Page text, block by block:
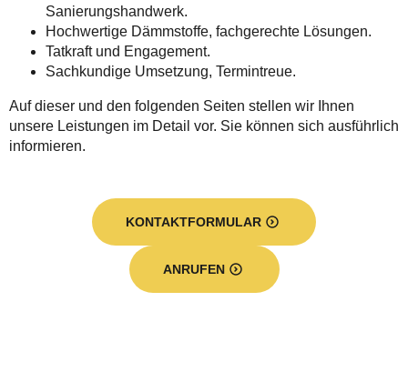
Sanierungshandwerk.
Hochwertige Dämmstoffe, fachgerechte Lösungen.
Tatkraft und Engagement.
Sachkundige Umsetzung, Termintreue.
Auf dieser und den folgenden Seiten stellen wir Ihnen
unsere Leistungen im Detail vor. Sie können sich ausführlich
informieren.
KONTAKTFORMULAR
ANRUFEN